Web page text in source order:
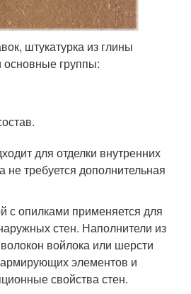
штукатурка из глины
основные группы:
для отделки внутренних
не требуется дополнительная
с опилками применяется для
стен. Наполнители из
войлока или шерсти
элементов и
свойства стен.